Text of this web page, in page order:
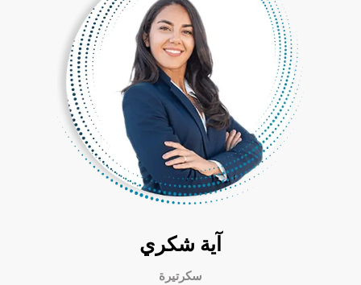
آية شكري
سكرتيرة